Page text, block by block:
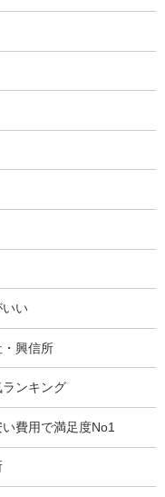
いい
興信所
ンキング
費用で満足度No1